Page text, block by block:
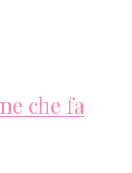
che fa